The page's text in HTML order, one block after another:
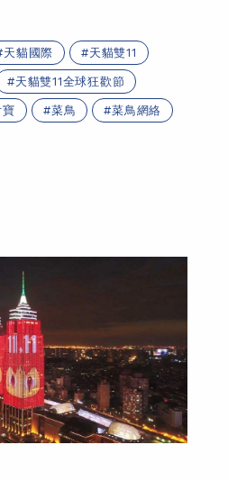
天貓國際 天貓雙11
天貓雙11全球狂歡節
寶 菜鳥 菜鳥網絡